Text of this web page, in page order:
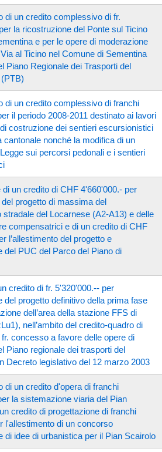
di un credito complessivo di fr.
la ricostruzione del Ponte sul Ticino
e per le opere di moderazione
al Ticino nel Comune di Sementina
Piano Regionale dei Trasporti del
di un credito complessivo di franchi
il periodo 2008-2011 destinato ai lavori
costruzione dei sentieri escursionistici
cantonale nonché la modifica di un
sui percorsi pedonali e i sentieri
un credito di CHF 4'660'000.- per
del progetto di massima del
stradale del Locarnese (A2-A13) e delle
compensatrici e di un credito di CHF
l’allestimento del progetto e
del PUC del Parco del Piano di
credito di fr. 5'320'000.-- per
del progetto definitivo della prima fase
dell’area della stazione FFS di
nell’ambito del credito-quadro di
concesso a favore delle opere di
Piano regionale dei trasporti del
Decreto legislativo del 12 marzo 2003
di un credito d'opera di franchi
la sistemazione viaria del Pian
credito di progettazione di franchi
l'allestimento di un concorso
di idee di urbanistica per il Pian Scairolo